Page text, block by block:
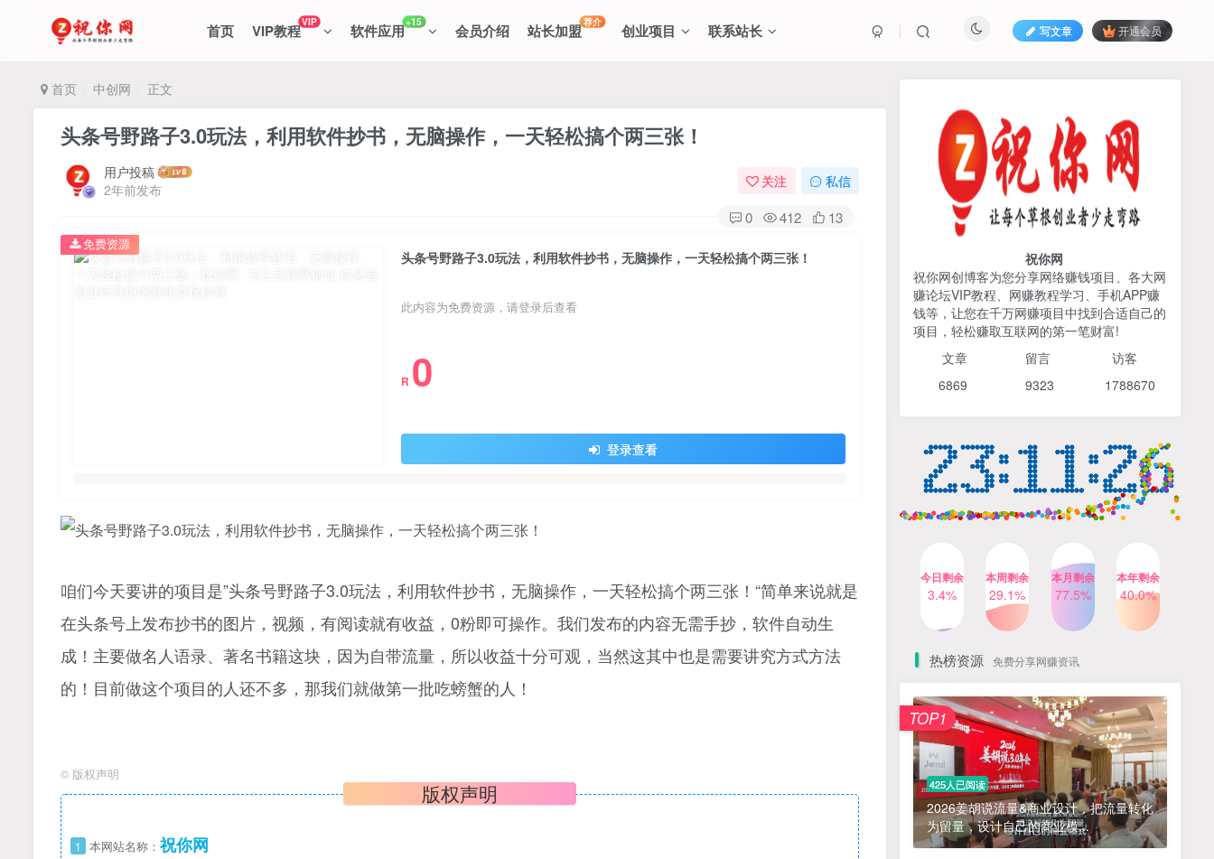
首页 VIP教程VIP 软件应用+15 会员介绍 站长加盟荐介 创业项目 联系站长 写文章 开通会员
首页 中创网 正文
头条号野路子3.0玩法，利用软件抄书，无脑操作，一天轻松搞个两三张！
用户投稿
2年前发布
关注 私信
0 412 13
头条号野路子3.0玩法，利用软件抄书，无脑操作，一天轻松搞个两三张！
此内容为免费资源，请登录后查看
R 0
登录查看
免费资源
咱们今天要讲的项目是”头条号野路子3.0玩法，利用软件抄书，无脑操作，一天轻松搞个两三张！“简单来说就是
在头条号上发布抄书的图片，视频，有阅读就有收益，0粉即可操作。我们发布的内容无需手抄，软件自动生
成！主要做名人语录、著名书籍这块，因为自带流量，所以收益十分可观，当然这其中也是需要讲究方式方法
的！目前做这个项目的人还不多，那我们就做第一批吃螃蟹的人！
© 版权声明
版权声明
1 本网站名称： 祝你网
425人已阅读
2026姜胡说流量&商业设计，把流量转化
为留量，设计自己的商业模...
TOP1
AI编程出海实战课：10分钟
速建AI网站+支付登陆对接，
掌握出海全流程
6个月前 425人已阅读
TOP2
货，以混剪为主，不需要真
小红书笔记带货课，流量电
商新机会，抓住小红书的流
量红利(更新26年2月)
5个月前 419人已阅读
TOP4
公众号流量主之星座盘点赛
TOP5
AI商业编程智能体开发课：
掌握LangChain+LangGraph
构建多智能体协同架构的核
4个月前 417人已阅读
TOP6
1 ? 零加盟费｜红颜搭全国城市代理商招募正式启动！
淘宝天猫盈利突破特训营25年12月线下课，系统性的深度剖析电商企业经营之道，打造电商标准化运营体系
3 抓亚马逊漏洞，免去店铺月租，一个流量大竞争小，让你有机会成大卖的赛道
2025最新零撸项目，一部手机就可以操作，20秒一单，零投入纯薅羊毛，无门槛，一天200+【揭秘】
祝你网
祝你网创博客为您分享网络赚钱项目、各大网
赚论坛VIP教程、网赚教程学习、手机APP赚
钱等，让您在千万网赚项目中找到合适自己的
项目，轻松赚取互联网的第一笔财富!
文章 留言 访客
6869 9323 1788670
今日剩余
3.4%
本周剩余
29.1%
本月剩余
77.5%
本年剩余
40.0%
热榜资源 免费分享网赚资讯
425人已阅读
2026姜胡说流量&商业设计，把流量转化
为留量，设计自己的商业模...
TOP1